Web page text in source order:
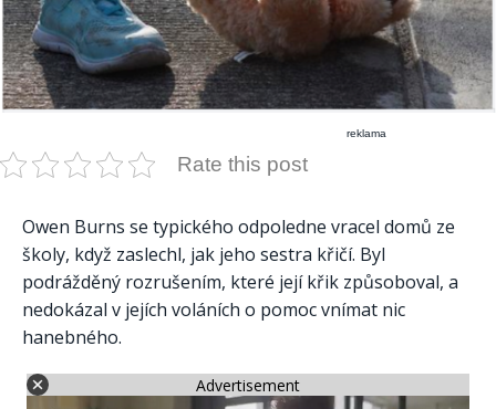
reklama
Rate this post
Owen Burns se typického odpoledne vracel domů ze
školy, když zaslechl, jak jeho sestra křičí. Byl
podrážděný rozrušením, které její křik způsoboval, a
nedokázal v jejích voláních o pomoc vnímat nic
hanebného.
Advertisement